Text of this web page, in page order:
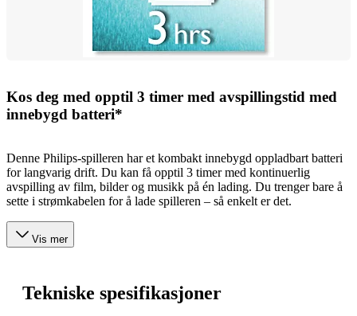
Kos deg med opptil 3 timer med avspillingstid med
innebygd batteri*
Denne Philips-spilleren har et kombakt innebygd oppladbart batteri
for langvarig drift. Du kan få opptil 3 timer med kontinuerlig
avspilling av film, bilder og musikk på én lading. Du trenger bare å
sette i strømkabelen for å lade spilleren – så enkelt er det.
Vis mer
Tekniske spesifikasjoner